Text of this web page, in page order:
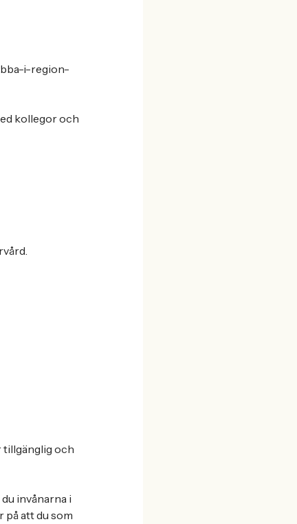
i-region-
kollegor och
tillgänglig och
invånarna i
på att du som